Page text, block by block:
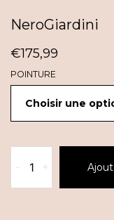
NeroGiardini
€175,99
POINTURE
-
de
NeroGiardini
+